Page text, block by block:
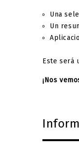
Una
Un
Este será
¡Nos